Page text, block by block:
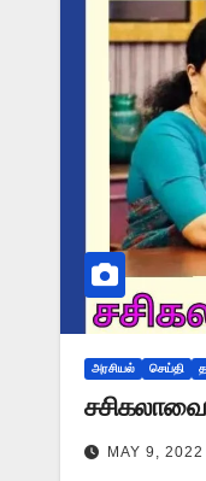
அரசியல் செய்தி
MAY 9, 2022